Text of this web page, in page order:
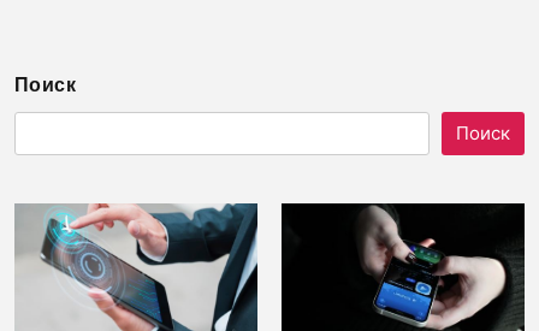
Поиск
Поиск